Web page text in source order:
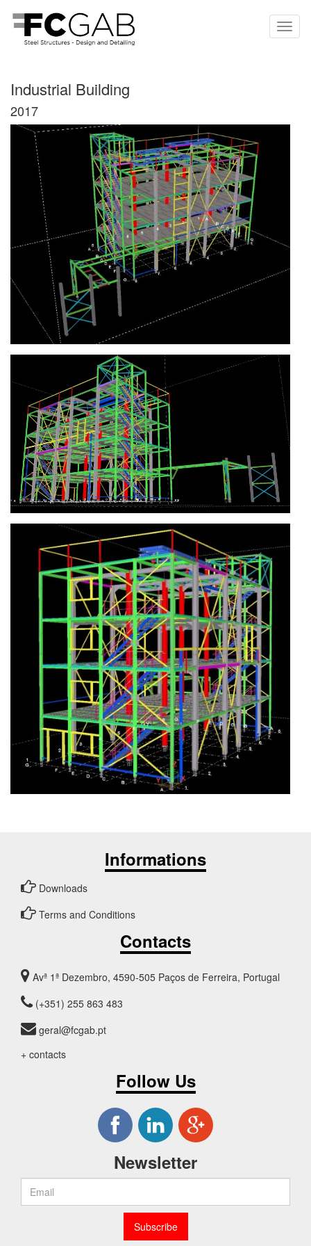
Industrial Building
2017
Informations
Downloads
Terms and Conditions
Contacts
Avª 1ª Dezembro, 4590-505 Paços de Ferreira, Portugal
(+351) 255 863 483
geral@fcgab.pt
+ contacts
Follow Us
Newsletter
Subscribe